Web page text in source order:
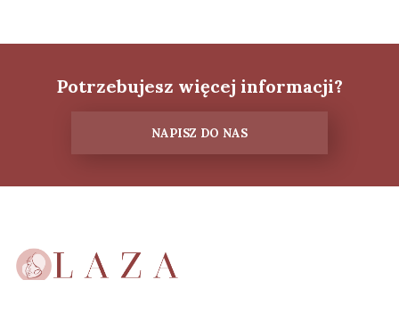
Potrzebujesz więcej informacji?
NAPISZ DO NAS